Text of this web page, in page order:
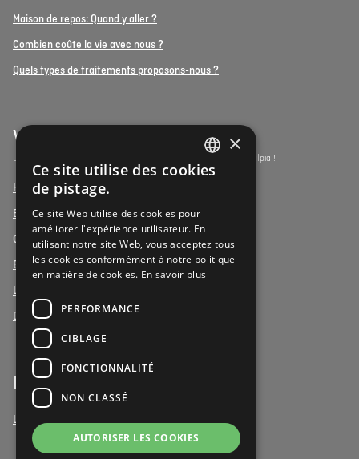
Maison de repos: Quand y aller ?
Combien coûte la vie avec nous ?
Quels types de traitements proposons-nous ?
Vulpia Premium Living
Découvrez les résidences-services du segment premium de Vulpia !
Henri Jaspar, Kraainem
Beukenhof aan Zee, Oostduinkerke
Oud Gemeentehuis, Werchter
Elysia Park, Antwerpen
La Vigie, Koxyde
Duinenzee, La Panne
Bénévoles
Le bénévolat chez Vulpia
DUTCH
×
Ce site utilise des cookies
de pistage.
Ce site Web utilise des cookies pour
améliorer l'expérience utilisateur. En
utilisant notre site Web, vous acceptez tous
les cookies conformément à notre politique
en matière de cookies. En savoir plus
PERFORMANCE
CIBLAGE
FONCTIONNALITÉ
NON CLASSÉ
AUTORISER LES COOKIES